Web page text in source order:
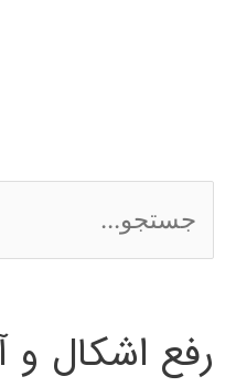
س
ج
رفع اشکال و